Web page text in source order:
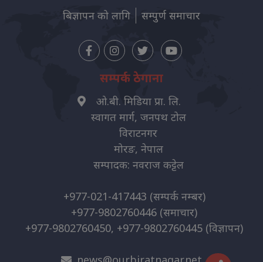
बिज्ञापन को लागि सम्पुर्ण समाचार
सम्पर्क ठेगाना
ओ.बी. मिडिया प्रा. लि.
स्वागत मार्ग, जनपथ टोल
विराटनगर
मोरङ, नेपाल
सम्पादक: नवराज कट्टेल
+977-021-417443 (सम्पर्क नम्बर)
+977-9802760446 (समाचार)
+977-9802760450, +977-9802760445 (विज्ञापन)